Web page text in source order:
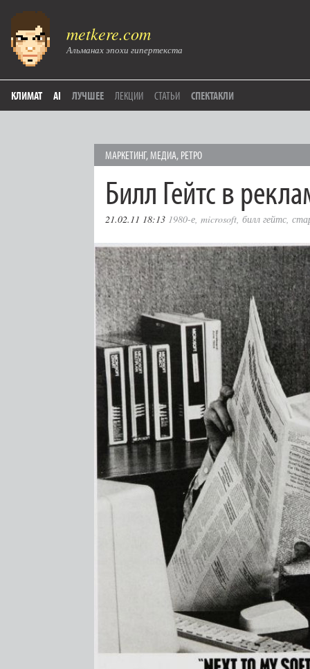
metkere.com
Альманах эпохи гипертекста
КЛИМАТ AI ЛУЧШЕЕ ЛЕКЦИИ СТАТЬИ СПЕКТАКЛИ
МАРКЕТИНГ,МЕДИА, РЕТРО
Билл Гейтс в
21.02.11 18:13 1980-е, microsoft, билл гейтс,